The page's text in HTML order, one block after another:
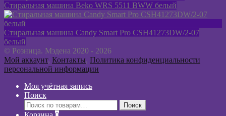
Стиральная машина Beko WRS 5511 BWW белый
Стиральная машина Candy Smart Pro CSH41273DW/2-07
белый
© Розница. Мэдена 2020 - 2026
Мой аккаунт, Контакты, Политика конфиденциальности
персональной информации
Моя учётная запись
Поиск
Искать:
Поиск